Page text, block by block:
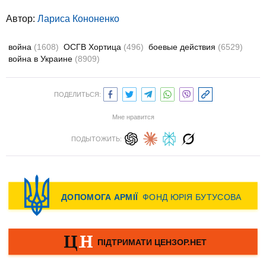
Автор: Лариса Кононенко
война (1608) ОСГВ Хортица (496) боевые действия (6529)
война в Украине (8909)
ПОДЕЛИТЬСЯ:
Мне нравится
ПОДЫТОЖИТЬ: